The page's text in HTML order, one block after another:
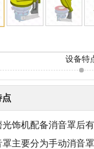
设备特
光饰机配备消音罩后
罩主要分为手动消音